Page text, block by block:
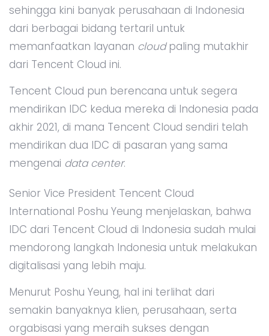
sehingga kini banyak perusahaan di Indonesia
dari berbagai bidang tertaril untuk
memanfaatkan layanan cloudpaling mutakhir
dari Tencent Cloud ini.
Tencent Cloud pun berencana untuk segera
mendirikan IDC kedua mereka di Indonesia pada
akhir 2021, di mana Tencent Cloud sendiri telah
mendirikan dua IDC di pasaran yang sama
mengenai data center.
Senior Vice President Tencent Cloud
International Poshu Yeung menjelaskan, bahwa
IDC dari Tencent Cloud di Indonesia sudah mulai
mendorong langkah Indonesia untuk melakukan
digitalisasi yang lebih maju.
Menurut Poshu Yeung, hal ini terlihat dari
semakin banyaknya klien, perusahaan, serta
orgabisasi yang meraih sukses dengan